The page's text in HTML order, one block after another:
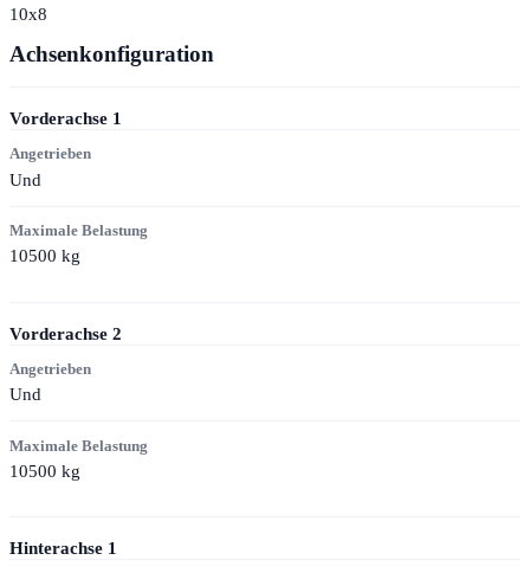
10x8
Achsenkonfiguration
Vorderachse 1
Angetrieben
Und
Maximale Belastung
10500 kg
Vorderachse 2
Angetrieben
Und
Maximale Belastung
10500 kg
Hinterachse 1